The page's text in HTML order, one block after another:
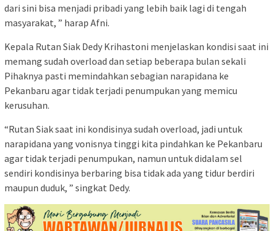
dari sini bisa menjadi pribadi yang lebih baik lagi di tengah
masyarakat, ” harap Afni.
Kepala Rutan Siak Dedy Krihastoni menjelaskan kondisi saat ini
memang sudah overload dan setiap beberapa bulan sekali
Pihaknya pasti memindahkan sebagian narapidana ke
Pekanbaru agar tidak terjadi penumpukan yang memicu
kerusuhan.
“Rutan Siak saat ini kondisinya sudah overload, jadi untuk
narapidana yang vonisnya tinggi kita pindahkan ke Pekanbaru
agar tidak terjadi penumpukan, namun untuk didalam sel
sendiri kondisinya berbaring bisa tidak ada yang tidur berdiri
maupun duduk, ” singkat Dedy.